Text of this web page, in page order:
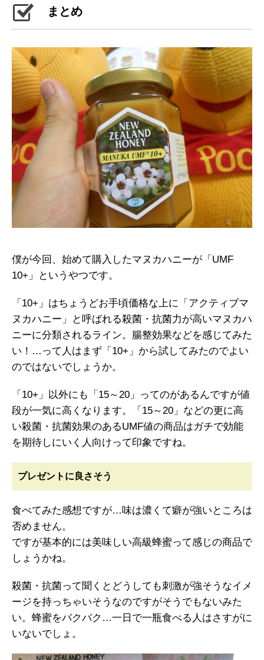
まとめ
僕が今回、始めて購入したマヌカハニーが「UMF
10+」というやつです。
「10+」はちょうどお手頃価格な上に「アクティブマ
ヌカハニー」と呼ばれる殺菌・抗菌力が高いマヌカハ
ニーに分類されるライン。腸整効果などを感じてみた
い！…って人はまず「10+」から試してみたのでよい
のではないでしょうか。
「10+」以外にも「15～20」ってのがあるんですが値
段が一気に高くなります。「15～20」などの更に高
い殺菌・抗菌効果のあるUMF値の商品はガチで効能
を期待しにいく人向けって印象ですね。
プレゼントに良さそう
食べてみた感想ですが…味は濃くて癖が強いところは
否めません。
ですが基本的には美味しい高級蜂蜜って感じの商品で
しょうかね。
殺菌・抗菌って聞くとどうしても刺激が強そうなイメ
ージを持っちゃいそうなのですがそうでもないみた
い。蜂蜜をバクバク…一日で一瓶食べる人はさすがに
いないでしょ。